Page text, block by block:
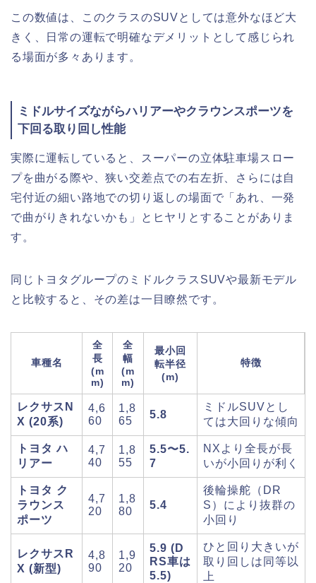
この数値は、このクラスのSUVとしては意外なほど大
きく、日常の運転で明確なデメリットとして感じられ
る場面が多々あります。
ミドルサイズながらハリアーやクラウンスポーツを
下回る取り回し性能
実際に運転していると、スーパーの立体駐車場スロー
プを曲がる際や、狭い交差点での右左折、さらには自
宅付近の細い路地での切り返しの場面で「あれ、一発
で曲がりきれないかも」とヒヤリとすることがありま
す。
同じトヨタグループのミドルクラスSUVや最新モデル
と比較すると、その差は一目瞭然です。
車種名
全
長
(m
m)
全
幅
(m
m)
最小回
転半径
(m)
特徴
レクサスN
X (20系)
4,6
60
1,8
65
5.8
ミドルSUVとし
ては大回りな傾向
トヨタ ハ
リアー
4,7
40
1,8
55
5.5〜5.
7
NXより全長が長
いが小回りが利く
トヨタ ク
ラウンス
ポーツ
4,7
20
1,8
80
5.4
後輪操舵（DR
S）により抜群の
小回り
レクサスR
X (新型)
4,8
90
1,9
20
5.9 (D
RS車は
5.5)
ひと回り大きいが
取り回しは同等以
上